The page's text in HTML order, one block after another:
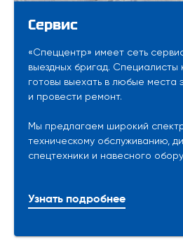
Сервис
«Спеццентр» имеет сеть
выездных бригад. Специалисты
готовы выехать в любые места
и провести ремонт.
Мы предлагаем широкий
техническому обслуживанию,
спецтехники и навесного
Узнать подробнее